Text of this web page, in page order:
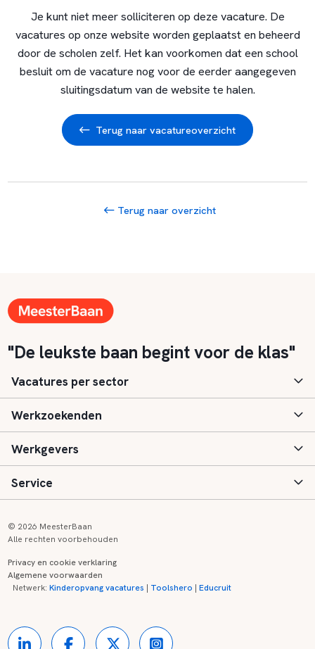
Je kunt niet meer solliciteren op deze vacature. De
vacatures op onze website worden geplaatst en beheerd
door de scholen zelf. Het kan voorkomen dat een school
besluit om de vacature nog voor de eerder aangegeven
sluitingsdatum van de website te halen.
Terug naar vacatureoverzicht
Terug naar overzicht
"De leukste baan begint voor de klas"
Vacatures per sector
Basisonderwijs
Speciaal (basis) onderwijs
Voortgezet onderwijs
Kinderopvang
Werkzoekenden
Aanmelden
Vacatures
Zij-instroom informatie
Werkgevers
Inloggen
Registreren
Service
Onderwijs links
© 2026 MeesterBaan
Alle rechten voorbehouden
Privacy en cookie verklaring
Algemene voorwaarden
Netwerk:Kinderopvang vacatures | Toolshero |Educruit